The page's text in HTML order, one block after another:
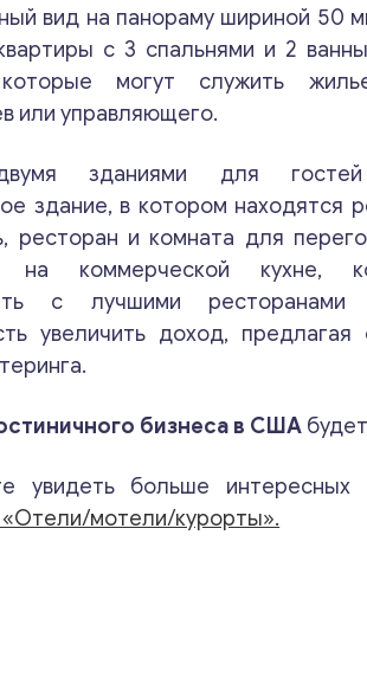
вид на панораму шириной 50
с 3 спальнями и 2
которые могут служить
или управляющего.
зданиями для гостей
здание, в котором находятся
ресторан и комната для
на коммерческой кухне,
с лучшими ресторанами
увеличить доход,
бизнеса в США
увидеть больше интересных
«Отели/мотели/курорты».